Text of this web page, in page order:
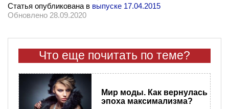
Статья опубликована в выпуске 17.04.2015
Обновлено 28.09.2020
Что еще почитать по теме?
Мир моды. Как вернулась
эпоха максимализма?